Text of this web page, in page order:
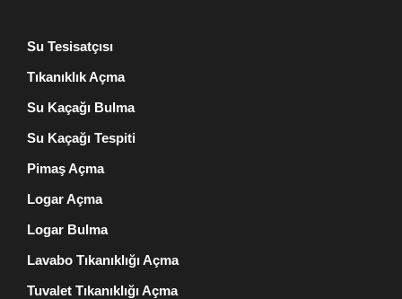
Su Tesisatçısı
Tıkanıklık Açma
Su Kaçağı Bulma
Su Kaçağı Tespiti
Pimaş Açma
Logar Açma
Logar Bulma
Lavabo Tıkanıklığı Açma
Tuvalet Tıkanıklığı Açma